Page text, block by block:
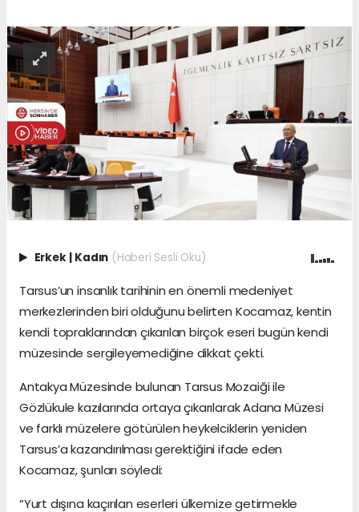
Erkek | Kadın (Haberi Sesli Oku)
Tarsus’un insanlık tarihinin en önemli medeniyet
merkezlerinden biri olduğunu belirten Kocamaz, kentin
kendi topraklarından çıkarılan birçok eseri bugün kendi
müzesinde sergileyemediğine dikkat çekti.
Antakya Müzesinde bulunan Tarsus Mozaiği ile
Gözlükule kazılarında ortaya çıkarılarak Adana Müzesi
ve farklı müzelere götürülen heykelciklerin yeniden
Tarsus’a kazandırılması gerektiğini ifade eden
Kocamaz, şunları söyledi:
“Yurt dışına kaçırılan eserleri ülkemize getirmekle